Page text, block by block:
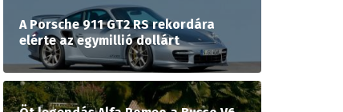
A Porsche 911 GT2 RS rekordára
elérte az egymillió dollárt